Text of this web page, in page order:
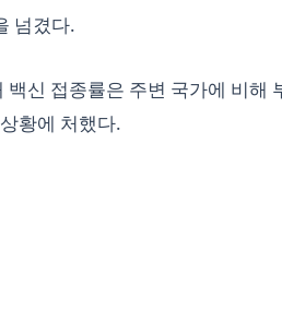
넘겼다.
신 접종률은 주변 국가에 비해
황에 처했다.